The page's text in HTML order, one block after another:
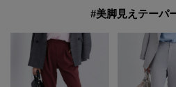
#美脚見えテーパ